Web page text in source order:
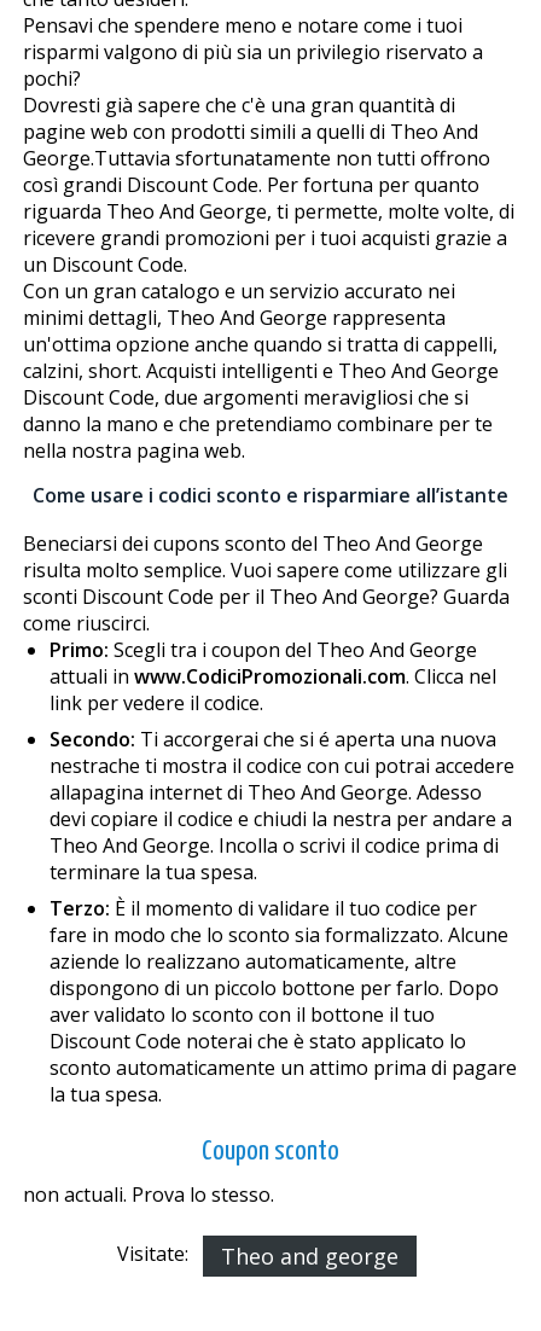
Pensavi che spendere meno e notare come i tuoi
risparmi valgono di più sia un privilegio riservato a
pochi?
Dovresti già sapere che c'è una gran quantità di
pagine web con prodotti simili a quelli di Theo And
George.Tuttavia sfortunatamente non tutti offrono
così grandi Discount Code. Per fortuna per quanto
riguarda Theo And George, ti permette, molte volte, di
ricevere grandi promozioni per i tuoi acquisti grazie a
un Discount Code.
Con un gran catalogo e un servizio accurato nei
minimi dettagli, Theo And George rappresenta
un'ottima opzione anche quando si tratta di cappelli,
calzini, short. Acquisti intelligenti e Theo And George
Discount Code, due argomenti meravigliosi che si
danno la mano e che pretendiamo combinare per te
nella nostra pagina web.
Come usare i codici sconto e risparmiare all’istante
Beneficiarsi dei cupons sconto del Theo And George
risulta molto semplice. Vuoi sapere come utilizzare gli
sconti Discount Code per il Theo And George? Guarda
come riuscirci.
Primo: Scegli tra i coupon del Theo And George
attuali in www.CodiciPromozionali.com. Clicca nel
link per vedere il codice.
Secondo: Ti accorgerai che si é aperta una nuova
finestrache ti mostra il codice con cui potrai accedere
allapagina internet di Theo And George. Adesso
devi copiare il codice e chiudi la finestra per andare a
Theo And George. Incolla o scrivi il codice prima di
terminare la tua spesa.
Terzo: È il momento di validare il tuo codice per
fare in modo che lo sconto sia formalizzato. Alcune
aziende lo realizzano automaticamente, altre
dispongono di un piccolo bottone per farlo. Dopo
aver validato lo sconto con il bottone il tuo
Discount Code noterai che è stato applicato lo
sconto automaticamente un attimo prima di pagare
la tua spesa.
Coupon sconto
non actuali. Prova lo stesso.
Visitate: Theo and george